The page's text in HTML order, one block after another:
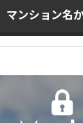
マンション名